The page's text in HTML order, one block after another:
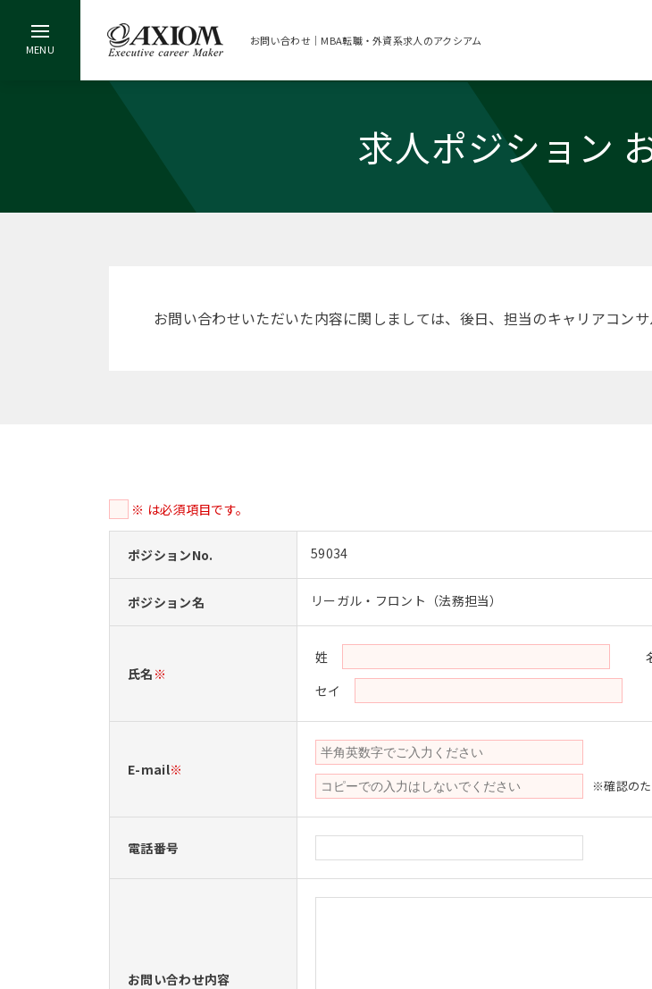
お問い合わせ｜MBA転職・外資系求人のアクシアム
求人ポジション
お問い合わせいただいた内容に関しましては、後日、担当のキャリアコンサ
※ は必須項目です。
ポジションNo. 59034
ポジション名 リーガル・フロント（法務担当）
氏名 ※
姓
セイ
E-mail※
※確認のた
電話番号
お問い合わせ内容